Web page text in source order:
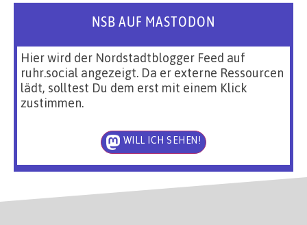
NSB AUF MASTODON
Hier wird der Nordstadtblogger Feed auf
ruhr.social angezeigt. Da er externe Ressourcen
lädt, solltest Du dem erst mit einem Klick
zustimmen.
WILL ICH SEHEN!